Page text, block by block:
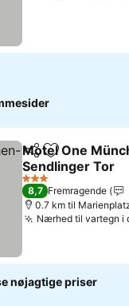
Del Føj til
Motel One
Sendlinger Tor
3 Stjerner
8,7 Fremragende
0.7 km til
Nærhed til vartegn i
nøjagtige priser